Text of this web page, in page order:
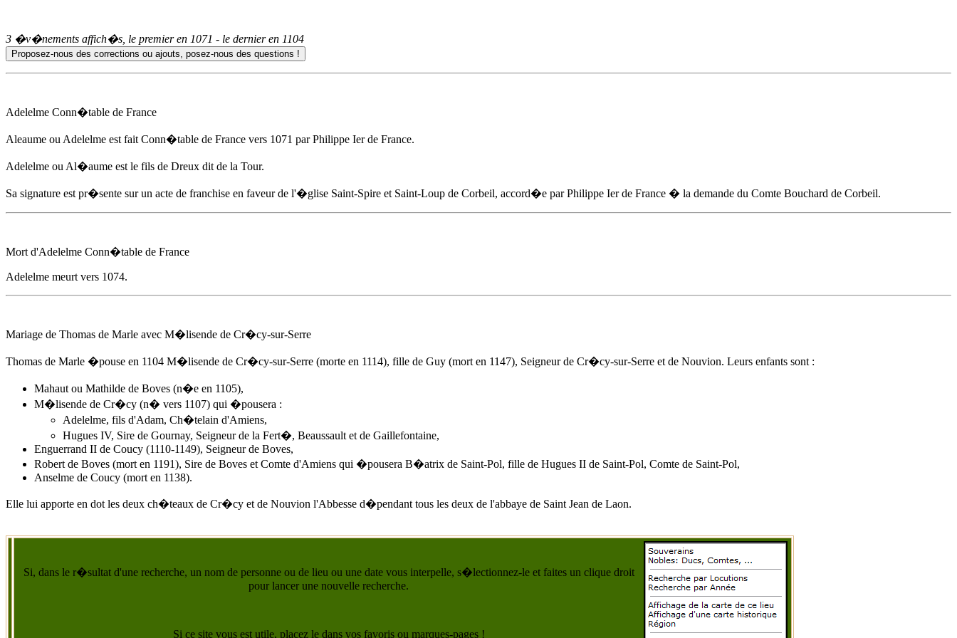
3 �v�nements affich�s, le premier en 1071 - le dernier en 1104
Adelelme Conn�table de France
Aleaume ou Adelelme est fait Conn�table de France vers 1071 par Philippe Ier de France.
Adelelme ou Al�aume est le fils de Dreux dit de la Tour.
Sa signature est pr�sente sur un acte de franchise en faveur de l'�glise Saint-Spire et Saint-Loup de Corbeil, accord�e par Philippe Ier de France � la demande du Comte Bouchard de Corbeil.
Mort d'Adelelme Conn�table de France
Adelelme meurt vers 1074.
Mariage de Thomas de Marle avec M�lisende de Cr�cy-sur-Serre
Thomas de Marle �pouse en 1104 M�lisende de Cr�cy-sur-Serre (morte en 1114), fille de Guy (mort en 1147), Seigneur de Cr�cy-sur-Serre et de Nouvion. Leurs enfants sont :
Mahaut ou Mathilde de Boves (n�e en 1105),
M�lisende de Cr�cy (n� vers 1107) qui �pousera :
Adelelme, fils d'Adam, Ch�telain d'Amiens,
Hugues IV, Sire de Gournay, Seigneur de la Fert�, Beaussault et de Gaillefontaine,
Enguerrand II de Coucy (1110-1149), Seigneur de Boves,
Robert de Boves (mort en 1191), Sire de Boves et Comte d'Amiens qui �pousera B�atrix de Saint-Pol, fille de Hugues II de Saint-Pol, Comte de Saint-Pol,
Anselme de Coucy (mort en 1138).
Elle lui apporte en dot les deux ch�teaux de Cr�cy et de Nouvion l'Abbesse d�pendant tous les deux de l'abbaye de Saint Jean de Laon.
Si, dans le r�sultat d'une recherche, un nom de personne ou de lieu ou une date vous interpelle, s�lectionnez-le et faites un clique droit
pour lancer une nouvelle recherche.
Si ce site vous est utile, placez le dans vos favoris ou marques-pages !